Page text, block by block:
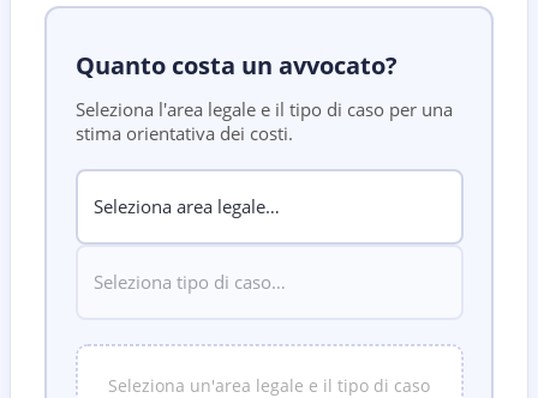
Quanto costa un avvocato?
Seleziona l'area legale e il tipo di caso per una
stima orientativa dei costi.
Seleziona un'area legale e il tipo di caso